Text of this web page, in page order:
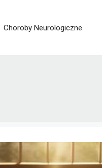
Choroby Neurologiczne